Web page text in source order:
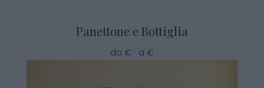
Panettone e Bottiglia
da € a €